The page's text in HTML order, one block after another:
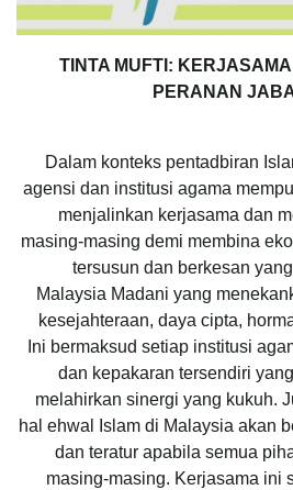
TINTA MUFTI:
PERANAN
Dalam konteks pentadbiran
agensi dan institusi agama
menjalinkan kerjasama dan
masing-masing demi membina
tersusun dan berkesan
Malaysia Madani yang
kesejahteraan, daya cipta,
Ini bermaksud setiap institusi
dan kepakaran tersendiri
melahirkan sinergi yang kukuh.
hal ehwal Islam di Malaysia akan
dan teratur apabila semua
masing-masing. Kerjasama ini